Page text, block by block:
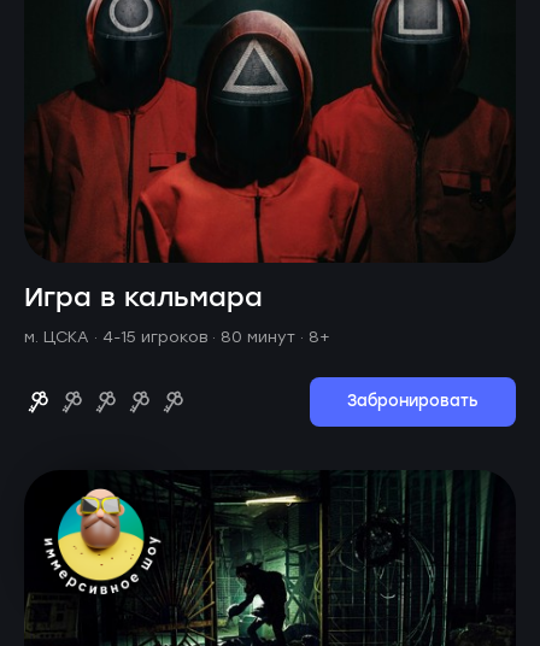
Игра в кальмара
м. ЦСКА · 4-15 игроков · 80 минут · 8+
Забронировать